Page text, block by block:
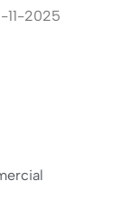
11-2025